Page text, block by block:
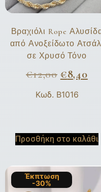
Βραχιόλι Rope
από Ανοξείδωτο
σε Χρυσό Τόνο
€12,00 €8,40
Κωδ. B1016
Προσθήκη στο καλάθι
Έκπτωση
-30%